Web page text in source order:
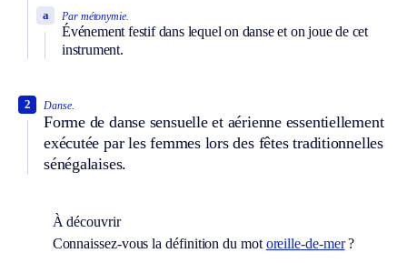
Par métonymie.
Événement festif dans lequel on danse et on joue de cet
instrument.
a
Danse.
Forme de danse sensuelle et aérienne essentiellement
exécutée par les femmes lors des fêtes traditionnelles
sénégalaises.
2
À découvrir
Connaissez-vous la définition du mot oreille-de-mer?